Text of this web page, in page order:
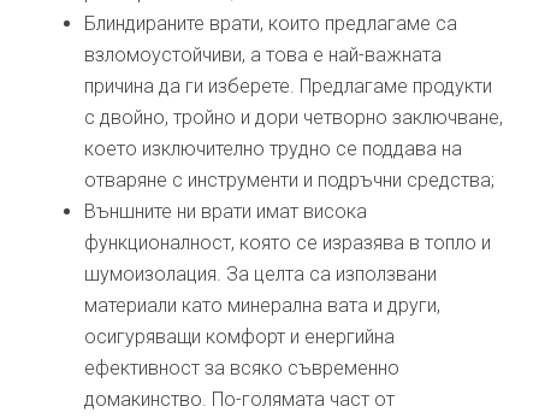
Блиндираните врати, които предлагаме са
взломоустойчиви, а това е най-важната
причина да ги изберете. Предлагаме продукти
с двойно, тройно и дори четворно заключване,
което изключително трудно се поддава на
отваряне с инструменти и подръчни средства;
Външните ни врати имат висока
функционалност, която се изразява в топло и
шумоизолация. За целта са използвани
материали като минерална вата и други,
осигуряващи комфорт и енергийна
ефективност за всяко съвременно
домакинство. По-голямата част от